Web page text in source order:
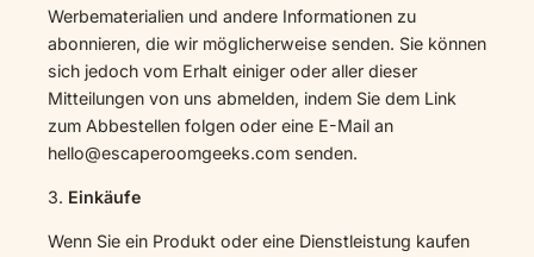
Werbematerialien und andere Informationen zu
abonnieren, die wir möglicherweise senden. Sie können
sich jedoch vom Erhalt einiger oder aller dieser
Mitteilungen von uns abmelden, indem Sie dem Link
zum Abbestellen folgen oder eine E-Mail an
hello@escaperoomgeeks.com senden.
3. Einkäufe
Wenn Sie ein Produkt oder eine Dienstleistung kaufen